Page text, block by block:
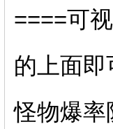
====可
的上面
怪物爆率